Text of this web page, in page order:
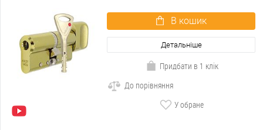
В кошик
Детальніше
Придбати в 1 клік
До порівняння
У обране